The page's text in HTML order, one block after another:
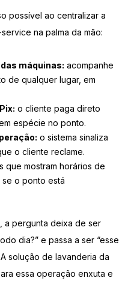
possível ao centralizar a
na palma da mão:
máquinas: acompanhe
de qualquer lugar, em
o cliente paga direto
espécie no ponto.
o sistema sinaliza
o cliente reclame.
que mostram horários de
o ponto está
a pergunta deixa de ser
dia?” e passa a ser “esse
solução de lavanderia da
essa operação enxuta e